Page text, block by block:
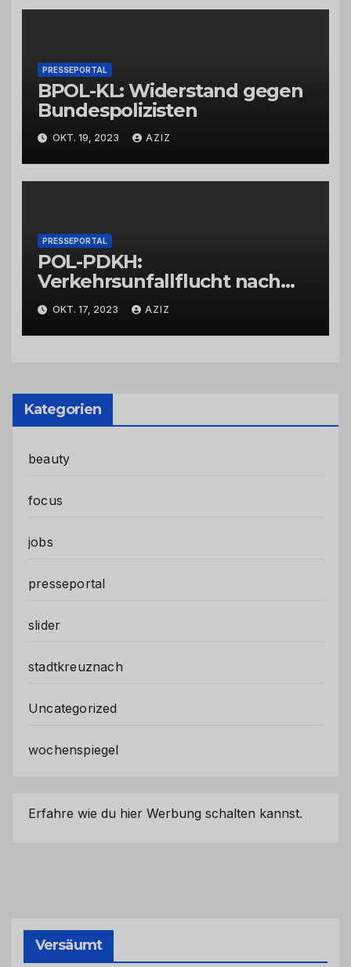
PRESSEPORTAL
BPOL-KL: Widerstand gegen
Bundespolizisten
OKT. 19, 2023 AZIZ
PRESSEPORTAL
POL-PDKH:
Verkehrsunfallflucht nach
Abbiegevorgang
OKT. 17, 2023 AZIZ
Kategorien
beauty
focus
jobs
presseportal
slider
stadtkreuznach
Uncategorized
wochenspiegel
Erfahre wie du hier Werbung schalten kannst.
Versäumt